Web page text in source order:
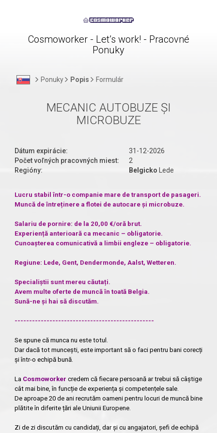
Cosmoworker - Let’s work! - Pracovné
Ponuky
Ponuky Popis Formulár
MECANIC AUTOBUZE ȘI
MICROBUZE
Dátum expirácie:
31-12-2026
Počet voľných pracovných miest:
2
Regióny:
Belgicko Lede
Lucru stabil într-o companie mare de transport de pasageri.
Muncă de întreținere a flotei de autocare și microbuze.
Salariu de pornire: de la 20,00 €/oră brut.
Experiență anterioară ca mecanic – obligatorie.
Cunoașterea comunicativă a limbii engleze – obligatorie.
Regiune: Lede, Gent, Dendermonde, Aalst, Wetteren.
Specialiștii sunt mereu căutați.
Avem multe oferte de muncă în toată Belgia.
Sună-ne și hai să discutăm.
------------------------------------------------
Se spune că munca nu este totul.
Dar dacă tot muncești, este important să o faci pentru bani corecți
și într-o echipă bună.
La Cosmoworker credem că fiecare persoană ar trebui să câștige
cât mai bine, în funcție de experiența și competențele sale.
De aproape 20 de ani recrutăm oameni pentru locuri de muncă bine
plătite în diferite țări ale Uniunii Europene.
Zi de zi discutăm cu candidați, dar și cu angajatori, șefi de echipă